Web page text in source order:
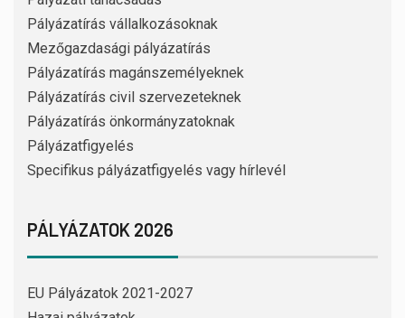
Pályázatírás vállalkozásoknak
Mezőgazdasági pályázatírás
Pályázatírás magánszemélyeknek
Pályázatírás civil szervezeteknek
Pályázatírás önkormányzatoknak
Pályázatfigyelés
Specifikus pályázatfigyelés vagy hírlevél
PÁLYÁZATOK 2026
EU Pályázatok 2021-2027